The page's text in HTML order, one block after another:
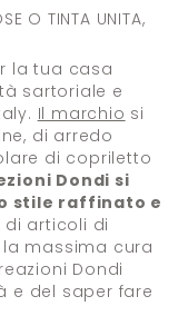
O TINTA UNITA,
la tua casa
sartoriale e
Il marchio si
di arredo
di copriletto
Dondi si
stile raffinato e
articoli di
massima cura
Dondi
e del saper fare